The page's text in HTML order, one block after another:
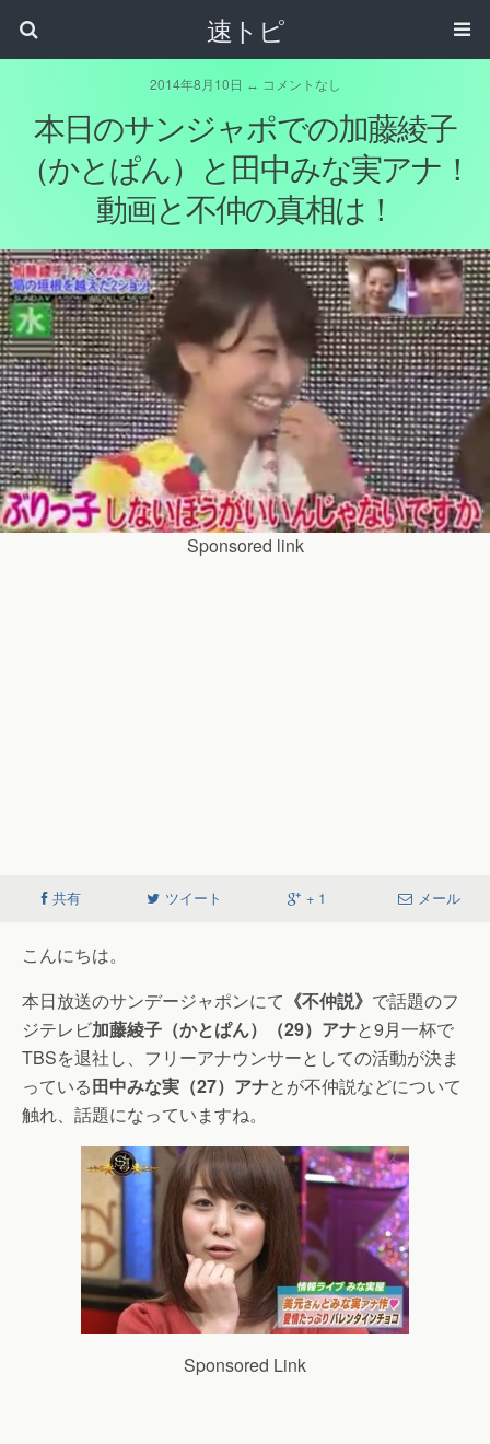
速トピ
2014年8月10日 ↔ コメントなし
本日のサンジャポでの加藤綾子
（かとぱん）と田中みな実アナ！
動画と不仲の真相は！
Sponsored link
共有 ツイート + 1 メール
こんにちは。
本日放送のサンデージャポンにて 《不仲説》 で話題のフ
ジテレビ加藤綾子（かとぱん）（29）アナと9月一杯で
TBSを退社し、フリーアナウンサーとしての活動が決ま
っている田中みな実（27）アナとが不仲説などについて
触れ、話題になっていますね。
Sponsored Link